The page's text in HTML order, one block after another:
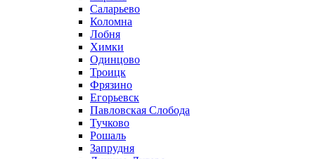
Саларьево
Коломна
Лобня
Химки
Одинцово
Троицк
Фрязино
Егорьевск
Павловская Слобода
Тучково
Рошаль
Запрудня